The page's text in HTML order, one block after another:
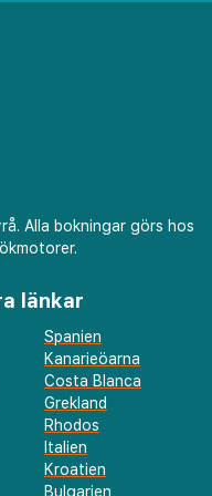
Alla bokningar görs hos
länkar
Spanien
Kanarieöarna
Costa Blanca
Grekland
Rhodos
Italien
Kroatien
Bulgarien